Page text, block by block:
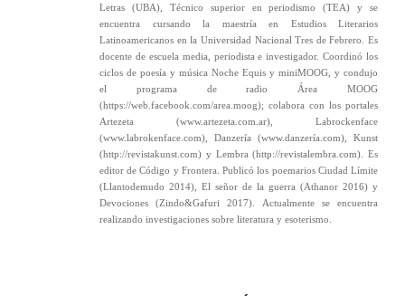
Letras (UBA), Técnico superior en periodismo (TEA) y se
encuentra cursando la maestría en Estudios Literarios
Latinoamericanos en la Universidad Nacional Tres de Febrero. Es
docente de escuela media, periodista e investigador. Coordinó los
ciclos de poesía y música Noche Equis y miniMOOG, y condujo
el programa de radio Área MOOG
(https://web.facebook.com/area.moog); colabora con los portales
Artezeta (www.artezeta.com.ar), Labrockenface
(www.labrokenface.com), Danzería (www.danzería.com), Kunst
(http://revistakunst.com) y Lembra (http://revistalembra.com). Es
editor de Código y Frontera. Publicó los poemarios Ciudad Límite
(Llantodemudo 2014), El señor de la guerra (Athanor 2016) y
Devociones (Zindo&Gafuri 2017). Actualmente se encuentra
realizando investigaciones sobre literatura y esoterismo.